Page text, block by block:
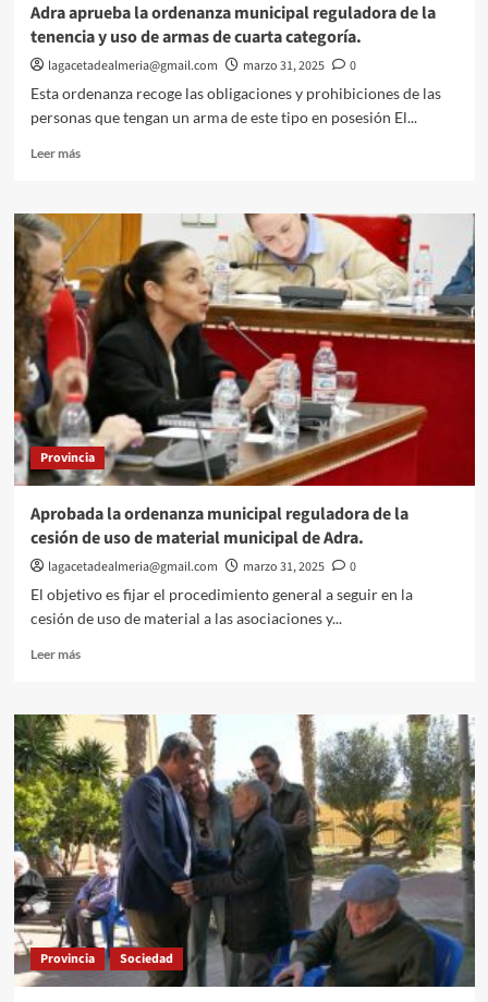
‘Municipio
Joven’.
Adra aprueba la ordenanza municipal reguladora de la
tenencia y uso de armas de cuarta categoría.
lagacetadealmeria@gmail.com marzo 31, 2025
0
Esta ordenanza recoge las obligaciones y prohibiciones de las
personas que tengan un arma de este tipo en posesión El...
Leer másLeer
Adra
aprueba
la
ordenanza
municipal
reguladora
de
la
tenencia
y
uso
de
armas
de
categoría.
Provincia
Aprobada la ordenanza municipal reguladora de la
cesión de uso de material municipal de Adra.
lagacetadealmeria@gmail.com marzo 31, 2025
0
El objetivo es fijar el procedimiento general a seguir en la
cesión de uso de material a las asociaciones y...
Leer másLeer
Aprobada
la
ordenanza
municipal
reguladora
de
la
cesión
de
uso
de
material
municipal
Provincia Sociedad